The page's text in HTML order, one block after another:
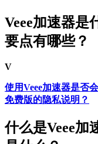
Veee加速器是
要点有哪些？
V
使用Veee加速器是否
免费版的隐私说明？
什么是Veee加